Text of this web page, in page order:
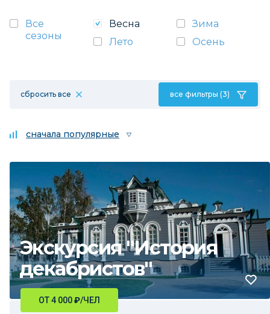
Все
сезоны
Весна
Зима
Лето
Осень
сбросить все все фильтры (3)
сначала популярные
Экскурсия "История
декабристов"
ОТ 4 000₽/ЧЕЛ